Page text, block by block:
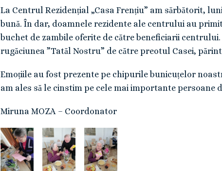
La Centrul Rezidențial „Casa Frențiu” am sărbătorit,
bună. În dar, doamnele rezidente ale centrului au
buchet de zambile oferite de către beneficiarii
rugăciunea ”Tatăl Nostru” de către preotul Casei,
Emoțiile au fost prezente pe chipurile bunicuțelor
am ales să le cinstim pe cele mai importante persoane
Miruna MOZA – Coordonator